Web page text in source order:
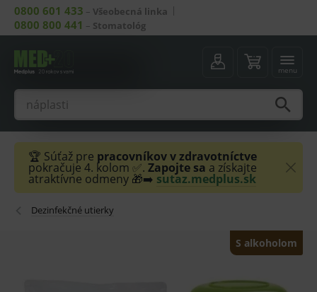
0800 601 433 – Všeobecná linka
0800 800 441 – Stomatológ
menu
🏆 Súťaž pre pracovníkov v zdravotníctve
pokračuje 4. kolom ✅. Zapojte sa a získajte
atraktívne odmeny 🎁➡️ sutaz.medplus.sk
Dezinfekčné utierky
S alkoholom